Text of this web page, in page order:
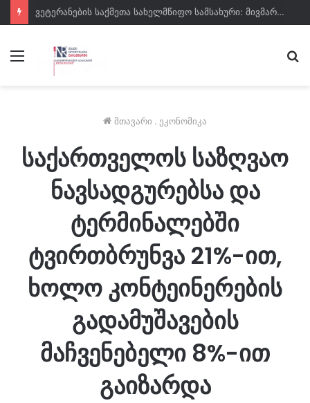
ვეტერანების საქმეთა სახელმწიფო სამსახური: მივმართავთ გიორგი ბარამიძეს, საჯაროდ მოიხადოს ბოდიში და უარყოს მის მიერ გავრცელებული ინფორმაცია, ან წარმოადგინოს მტკიცებულებები
მენიუ
მთავარი . ეკონომიკა
საქართველოს საზღვაო
ნავსადგურებსა და
ტერმინალებში
ტვირთბრუნვა 21%-ით,
ხოლო კონტეინერების
გადამუშავების
მაჩვენებელი 8%-ით
გაიზარდა